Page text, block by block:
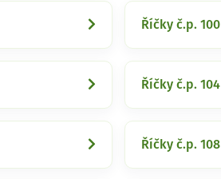
Říčky č.p. 100
Říčky č.p. 104
Říčky č.p. 108